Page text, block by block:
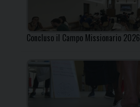
Concluso il Campo Missionario 2026